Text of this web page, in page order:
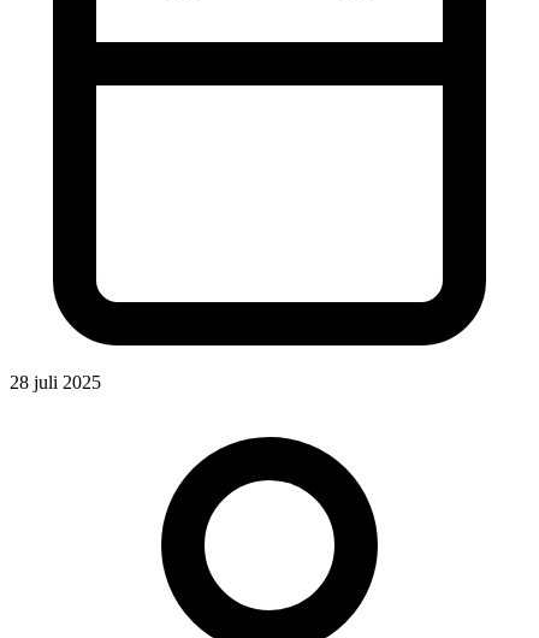
28 juli 2025